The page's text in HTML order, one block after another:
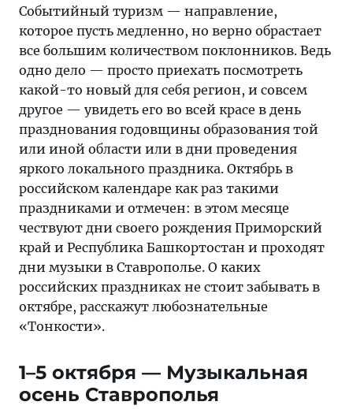
расскажут
«Тонкости»
Событийный туризм — направление,
которое пусть медленно, но верно обрастает
все большим количеством поклонников. Ведь
одно дело — просто приехать посмотреть
какой-то новый для себя регион, и совсем
другое — увидеть его во всей красе в день
празднования годовщины образования той
или иной области или в дни проведения
яркого локального праздника. Октябрь в
российском календаре как раз такими
праздниками и отмечен: в этом месяце
чествуют дни своего рождения Приморский
край и Республика Башкортостан и проходят
дни музыки в Ставрополье. О каких
российских праздниках не стоит забывать в
октябре, расскажут любознательные
«Тонкости».
1–5 октября — Музыкальная
осень Ставрополья